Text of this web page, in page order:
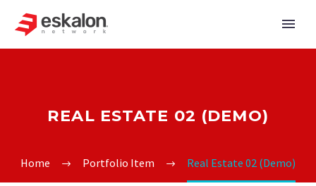
REAL ESTATE 02 (DEMO)
Home Portfolio Item Real Estate 02 (Demo)